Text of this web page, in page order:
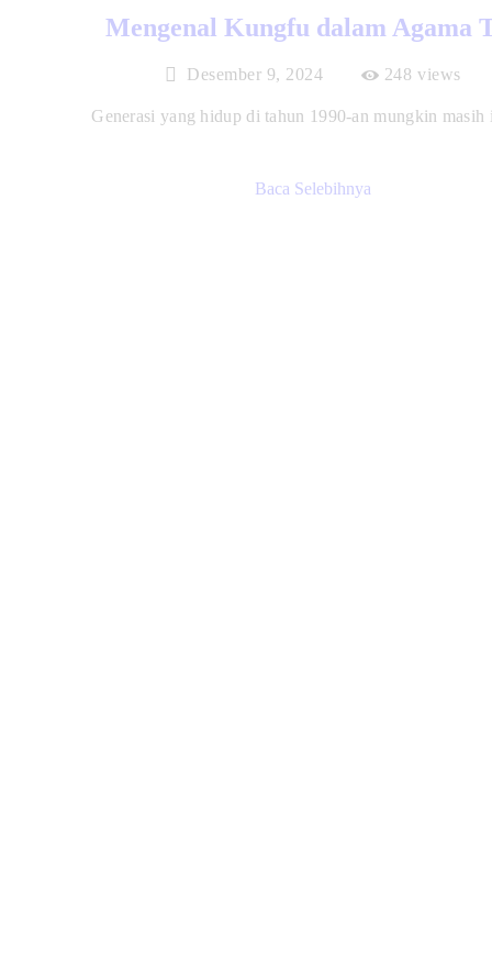
Mengenal Kungfu dalam Agama
Desember 9, 2024 248 views
Generasi yang hidup di tahun 1990-an mungkin masih
Baca Selebihnya